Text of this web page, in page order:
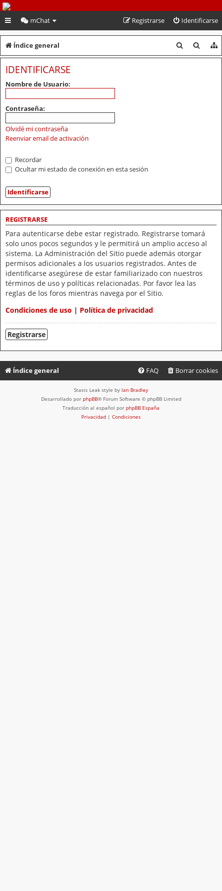
PeruVoley.com
mChat Identificarse
Registrarse
Índice general
u
u
IDENTIFICARSE
Nombre de Usuario:
Contraseña:
Olvidé mi contraseña
Reenviar email de activación
Recordar
Ocultar mi estado de conexión en esta sesión
REGISTRARSE
Para autenticarse debe estar registrado. Registrarse tomará
solo unos pocos segundos y le permitirá un amplio acceso al
sistema. La Administración del Sitio puede además otorgar
permisos adicionales a los usuarios registrados. Antes de
identificarse asegúrese de estar familiarizado con nuestros
términos de uso y políticas relacionadas. Por favor lea las
reglas de los foros mientras navega por el Sitio.
Condiciones de uso | Política de privacidad
Registrarse
Índice general Borrar cookies
FAQ
Stasis Leak style by Ian Bradley
Desarrollado por phpBB® Forum Software © phpBB Limited
Traducción al español por phpBB España
Privacidad | Condiciones